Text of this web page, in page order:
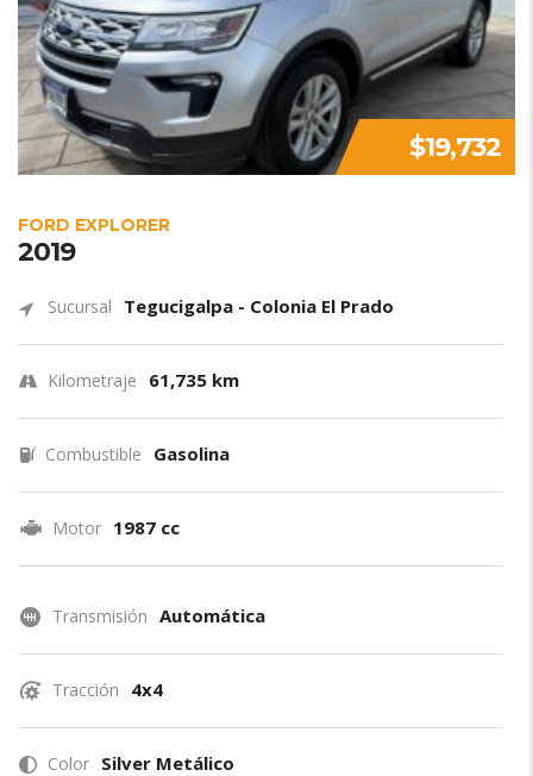
$19,732
FORD EXPLORER
2019
Sucursal Tegucigalpa - Colonia El Prado
Kilometraje 61,735 km
Combustible Gasolina
Motor 1987 cc
Transmisión Automática
Tracción 4x4
Color Silver Metálico